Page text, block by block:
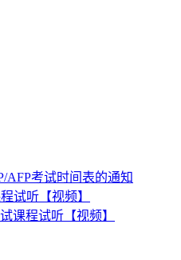
AFP考试时间表的通知
试听【视频】
课程试听【视频】